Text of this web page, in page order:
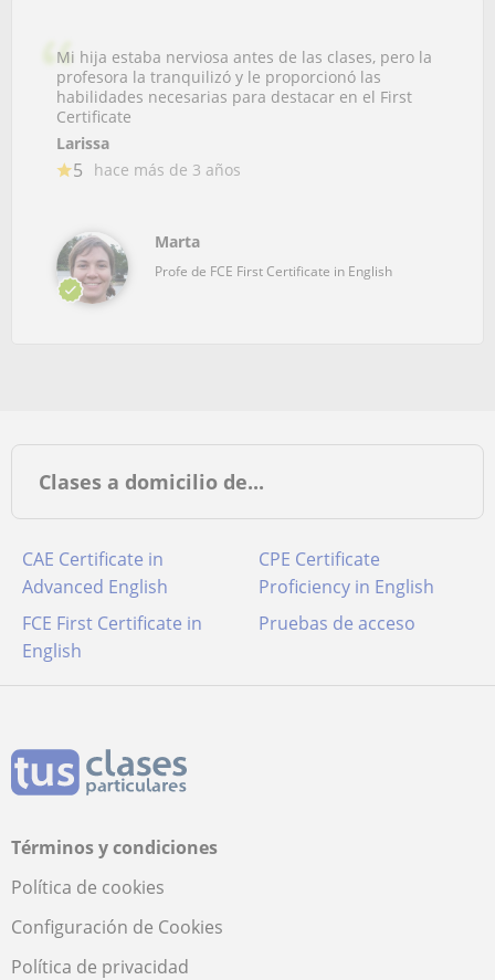
Mi hija estaba nerviosa antes de las clases, pero la
profesora la tranquilizó y le proporcionó las
habilidades necesarias para destacar en el First
Certificate
Larissa
5 hace más de 3 años
Marta
Profe de FCE First Certificate in English
Clases a domicilio de...
CAE Certificate in
Advanced English
CPE Certificate
Proficiency in English
FCE First Certificate in
English
Pruebas de acceso
Términos y condiciones
Política de cookies
Configuración de Cookies
Política de privacidad